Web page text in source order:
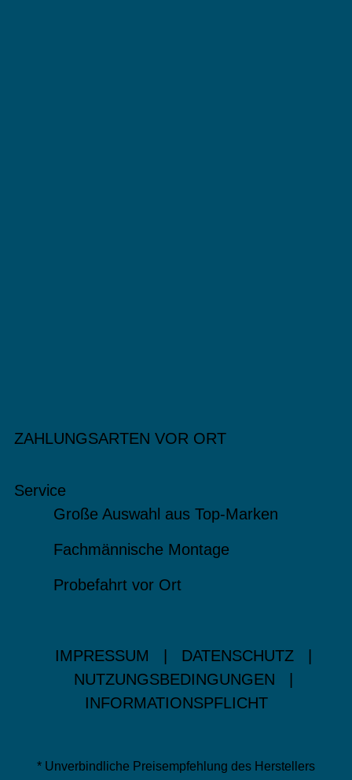
ZAHLUNGSARTEN VOR ORT
Service
Große Auswahl aus Top-Marken
Fachmännische Montage
Probefahrt vor Ort
IMPRESSUM DATENSCHUTZ
NUTZUNGSBEDINGUNGEN
INFORMATIONSPFLICHT
* Unverbindliche Preisempfehlung des Herstellers